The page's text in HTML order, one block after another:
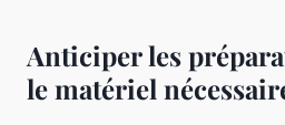
Anticiper les
le matériel